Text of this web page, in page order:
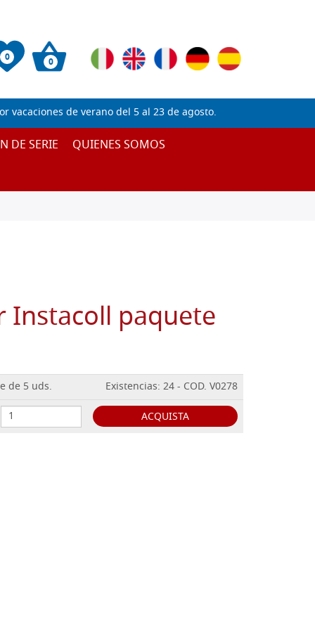
0 0
vacaciones de verano del 5 al 23 de agosto.
DE SERIE QUIENES SOMOS
Instacoll paquete
de 5 uds.
Existencias: 24 - COD. V0278
ACQUISTA